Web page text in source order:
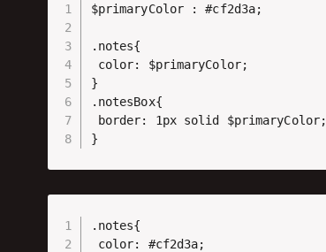
$primaryColor : #cf2d3a;
.notes{
color: $primaryColor;
}
.notesBox{
border: 1px solid $primaryColor;
}
.notes{
color: #cf2d3a;